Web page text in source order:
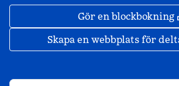
Gör en blockbokning
Skapa en webbplats för